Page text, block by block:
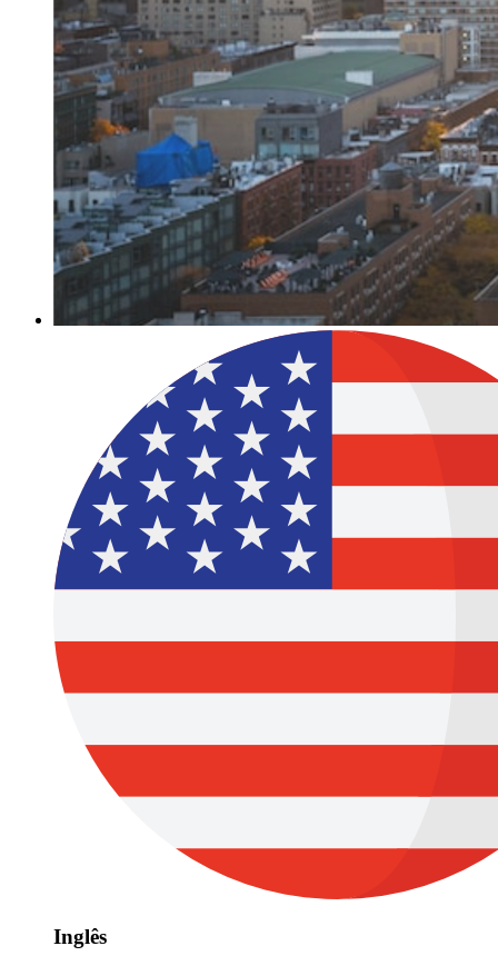
Inglês